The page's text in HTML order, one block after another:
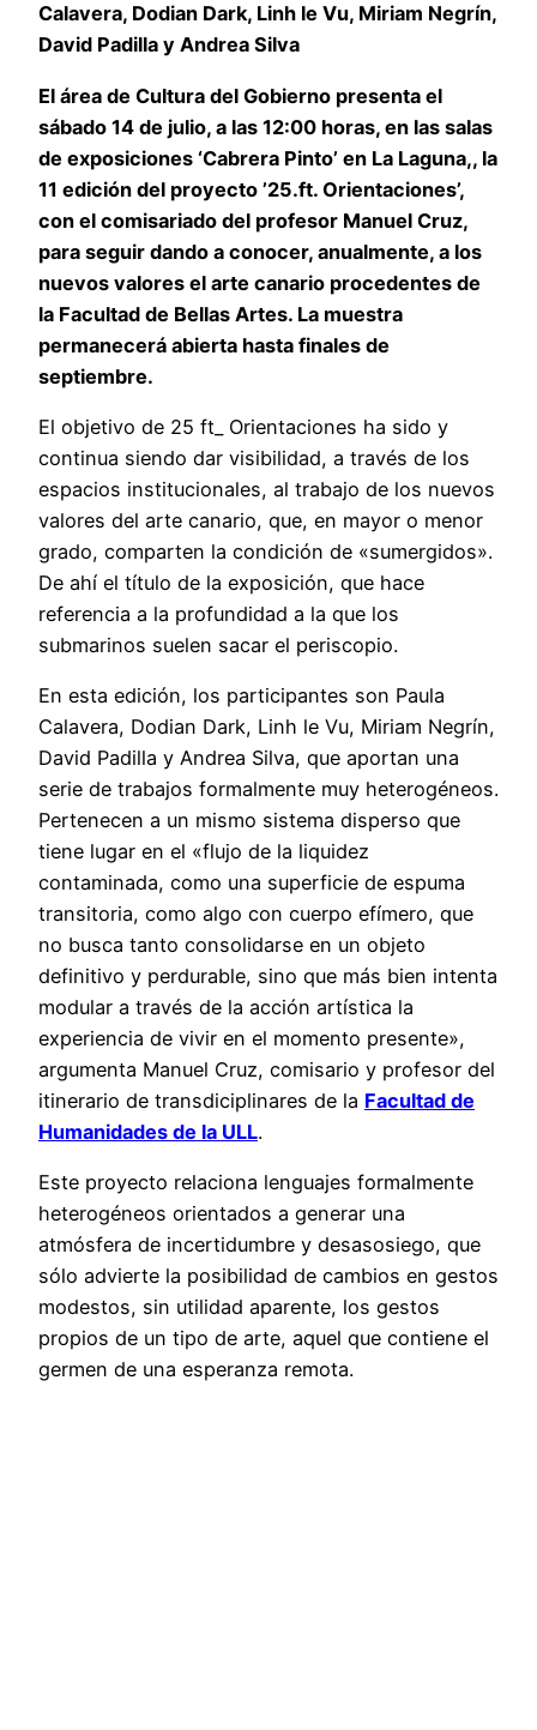
Calavera, Dodian Dark, Linh le Vu, Miriam Negrín,
David Padilla y Andrea Silva
El área de Cultura del Gobierno presenta el
sábado 14 de julio, a las 12:00 horas, en las salas
de exposiciones ‘Cabrera Pinto’ en La Laguna,, la
11 edición del proyecto ’25.ft. Orientaciones’,
con el comisariado del profesor Manuel Cruz,
para seguir dando a conocer, anualmente, a los
nuevos valores el arte canario procedentes de
la Facultad de Bellas Artes. La muestra
permanecerá abierta hasta finales de
septiembre.
El objetivo de 25 ft_ Orientaciones ha sido y
continua siendo dar visibilidad, a través de los
espacios institucionales, al trabajo de los nuevos
valores del arte canario, que, en mayor o menor
grado, comparten la condición de «sumergidos».
De ahí el título de la exposición, que hace
referencia a la profundidad a la que los
submarinos suelen sacar el periscopio.
En esta edición, los participantes son Paula
Calavera, Dodian Dark, Linh le Vu, Miriam Negrín,
David Padilla y Andrea Silva, que aportan una
serie de trabajos formalmente muy heterogéneos.
Pertenecen a un mismo sistema disperso que
tiene lugar en el «flujo de la liquidez
contaminada, como una superficie de espuma
transitoria, como algo con cuerpo efímero, que
no busca tanto consolidarse en un objeto
definitivo y perdurable, sino que más bien intenta
modular a través de la acción artística la
experiencia de vivir en el momento presente»,
argumenta Manuel Cruz, comisario y profesor del
itinerario de transdiciplinares de la Facultad de
Humanidades de la ULL.
Este proyecto relaciona lenguajes formalmente
heterogéneos orientados a generar una
atmósfera de incertidumbre y desasosiego, que
sólo advierte la posibilidad de cambios en gestos
modestos, sin utilidad aparente, los gestos
propios de un tipo de arte, aquel que contiene el
germen de una esperanza remota.